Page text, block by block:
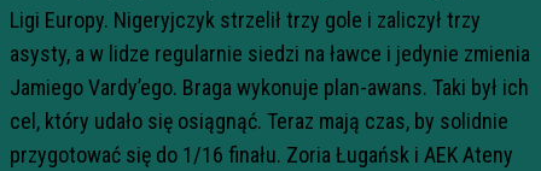
Ligi Europy. Nigeryjczyk strzelił trzy gole i zaliczył trzy
asysty, a w lidze regularnie siedzi na ławce i jedynie zmienia
Jamiego Vardy’ego. Braga wykonuje plan-awans. Taki był ich
cel, który udało się osiągnąć. Teraz mają czas, by solidnie
przygotować się do 1/16 finału. Zoria Ługańsk i AEK Ateny